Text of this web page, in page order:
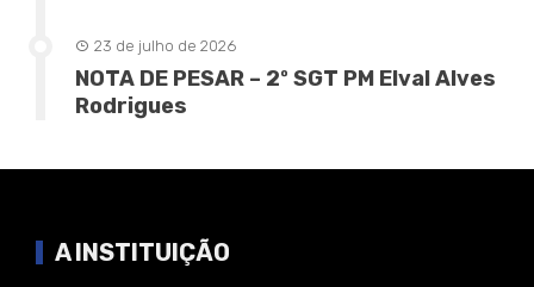
23 de julho de 2026
NOTA DE PESAR – 2º SGT PM Elval Alves
Rodrigues
A INSTITUIÇÃO